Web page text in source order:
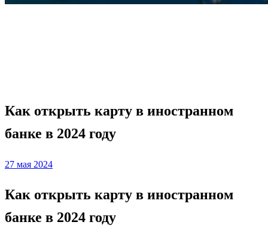
Как открыть карту в иностранном
банке в 2024 году
Posted
27 мая 2024
Как открыть карту в иностранном
банке в 2024 году